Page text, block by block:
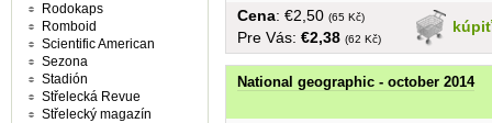
kúpiť
Cena: €2,50 (65 Kč)
Pre Vás: €2,38 (62 Kč)
National geographic - october 2014
Rodokaps
Romboid
Scientific American
Sezona
Stadión
Střelecká Revue
Střelecký magazín